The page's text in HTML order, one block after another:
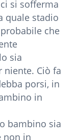
si sofferma
quale stadio
che
sia
niente. Ciò fa
porsi, in
in
bambino sia
non in